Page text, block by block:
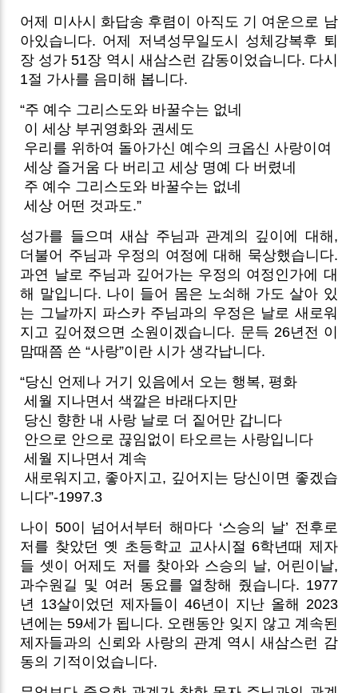
어제 미사시 화답송 후렴이 아직도 기 여운으로 남
아있습니다. 어제 저녁성무일도시 성체강복후 퇴
장 성가 51장 역시 새삼스런 감동이었습니다. 다시
1절 가사를 음미해 봅니다.
“주 예수 그리스도와 바꿀수는 없네
이 세상 부귀영화와 권세도
우리를 위하여 돌아가신 예수의 크옵신 사랑이여
세상 즐거움 다 버리고 세상 명예 다 버렸네
주 예수 그리스도와 바꿀수는 없네
세상 어떤 것과도.”
성가를 들으며 새삼 주님과 관계의 깊이에 대해,
더불어 주님과 우정의 여정에 대해 묵상했습니다.
과연 날로 주님과 깊어가는 우정의 여정인가에 대
해 말입니다. 나이 들어 몸은 노쇠해 가도 살아 있
는 그날까지 파스카 주님과의 우정은 날로 새로워
지고 깊어졌으면 소원이겠습니다. 문득 26년전 이
맘때쯤 쓴 “사랑”이란 시가 생각납니다.
“당신 언제나 거기 있음에서 오는 행복, 평화
세월 지나면서 색깔은 바래다지만
당신 향한 내 사랑 날로 더 짙어만 갑니다
안으로 안으로 끊임없이 타오르는 사랑입니다
세월 지나면서 계속
새로워지고, 좋아지고, 깊어지는 당신이면 좋겠습
니다”-1997.3
나이 50이 넘어서부터 해마다 ‘스승의 날’ 전후로
저를 찾았던 옛 초등학교 교사시절 6학년때 제자
들 셋이 어제도 저를 찾아와 스승의 날, 어린이날,
과수원길 및 여러 동요를 열창해 줬습니다. 1977
년 13살이었던 제자들이 46년이 지난 올해 2023
년에는 59세가 됩니다. 오랜동안 잊지 않고 계속된
제자들과의 신뢰와 사랑의 관계 역시 새삼스런 감
동의 기적이었습니다.